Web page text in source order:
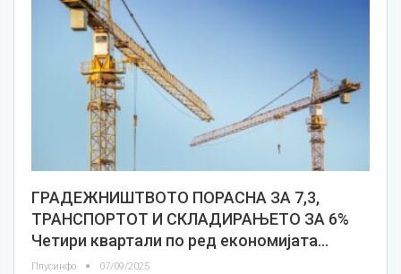
ГРАДЕЖНИШТВОТО ПОРАСНА ЗА 7,3,
ТРАНСПОРТОТ И СКЛАДИРАЊЕТО ЗА 6%
Четири квартали по ред економијата…
Плусинфо 07/09/2025